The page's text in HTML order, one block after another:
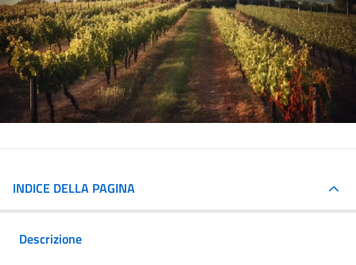
INDICE DELLA PAGINA
Descrizione